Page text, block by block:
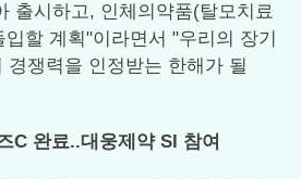
출시하고, 인체의약품(탈모치료
할 계획"이라면서 "우리의 장기
경쟁력을 인정받는 한해가 될
C 완료..대웅제약 SI 참여